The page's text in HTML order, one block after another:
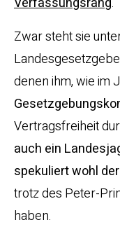
Zwar steht sie
denen ihm, wie im
Vertragsfreiheit
auch ein
spekuliert wohl
trotz des Peter-
haben.